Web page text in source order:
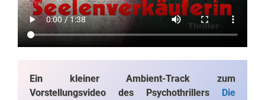
Ein kleiner Ambient-Track zum
Vorstellungsvideo des Psychothrillers Die